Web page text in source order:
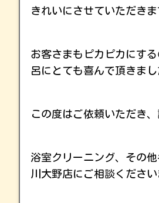
きれいにさせていただきま
お客さまもピカピカにす
呂にとても喜んで頂きまし
この度はご依頼いただき
浴室クリーニング、その
川大野店にご相談ください